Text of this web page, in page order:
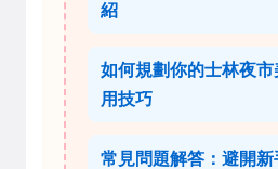
紹
如何規劃你的士林夜
用技巧
常見問題解答：避開